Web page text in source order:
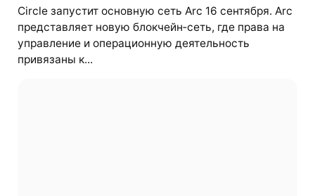
Circle запустит основную сеть Arc 16 сентября. Arc
представляет новую блокчейн‑сеть, где права на
управление и операционную деятельность
привязаны к...